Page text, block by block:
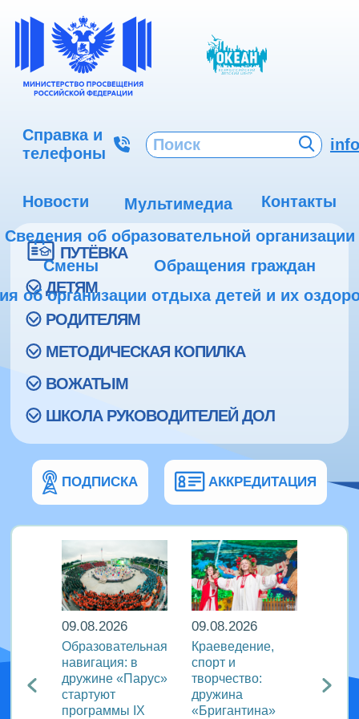
Справка и
телефоны
Новости Мультимедиа
Контакты
Сведения об образовательной организации
Смены
Обращения граждан
об организации отдыха детей и их
ПУТЁВКА
ДЕТЯМ
РОДИТЕЛЯМ
МЕТОДИЧЕСКАЯ КОПИЛКА
ВОЖАТЫМ
ШКОЛА РУКОВОДИТЕЛЕЙ ДОЛ
ПОДПИСКА АККРЕДИТАЦИЯ
09.08.2026
Образовательная
навигация: в
дружине «Парус»
стартуют
программы IX
09.08.2026
Краеведение,
спорт и
творчество:
дружина
«Бригантина»